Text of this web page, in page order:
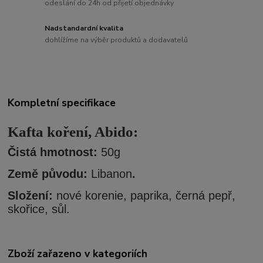
odeslání do 24h od přijetí objednávky
Nadstandardní kvalita
dohlížíme na výběr produktů a dodavatelů
Kompletní specifikace
Kafta koření, Abido:
Čistá hmotnost: 50g
Země původu: Libanon.
Složení: nové korenie, paprika, černá pepř,
skořice, sůl.
Zboží zařazeno v kategoriích